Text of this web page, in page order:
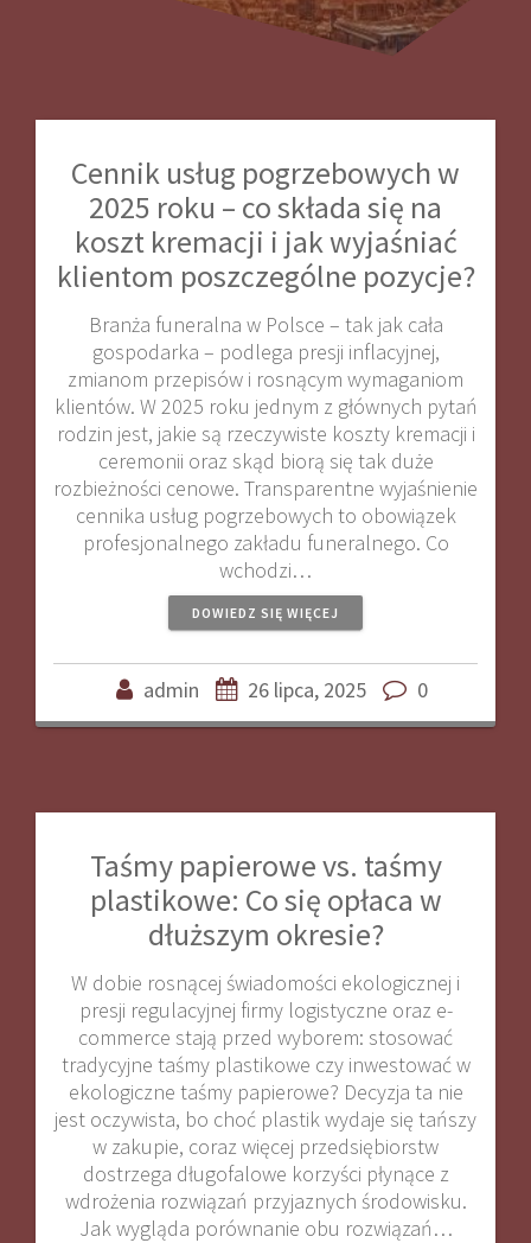
Cennik usług pogrzebowych w
2025 roku – co składa się na
koszt kremacji i jak wyjaśniać
klientom poszczególne pozycje?
Branża funeralna w Polsce – tak jak cała
gospodarka – podlega presji inflacyjnej,
zmianom przepisów i rosnącym wymaganiom
klientów. W 2025 roku jednym z głównych pytań
rodzin jest, jakie są rzeczywiste koszty kremacji i
ceremonii oraz skąd biorą się tak duże
rozbieżności cenowe. Transparentne wyjaśnienie
cennika usług pogrzebowych to obowiązek
profesjonalnego zakładu funeralnego. Co
wchodzi…
DOWIEDZ SIĘ WIĘCEJ
admin 26 lipca, 2025 0
Taśmy papierowe vs. taśmy
plastikowe: Co się opłaca w
dłuższym okresie?
W dobie rosnącej świadomości ekologicznej i
presji regulacyjnej firmy logistyczne oraz e-
commerce stają przed wyborem: stosować
tradycyjne taśmy plastikowe czy inwestować w
ekologiczne taśmy papierowe? Decyzja ta nie
jest oczywista, bo choć plastik wydaje się tańszy
w zakupie, coraz więcej przedsiębiorstw
dostrzega długofalowe korzyści płynące z
wdrożenia rozwiązań przyjaznych środowisku.
Jak wygląda porównanie obu rozwiązań…